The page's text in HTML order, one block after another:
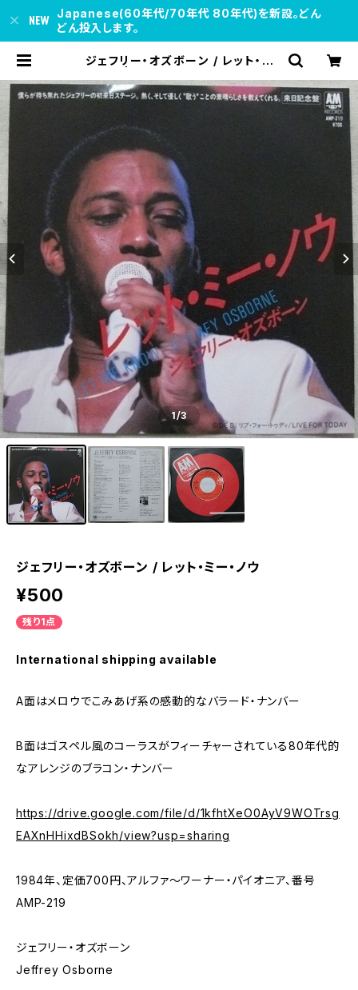
Japanese(60年代/70年代 80年代)を新設。どん
どん投入します。
ジェフリー・オズボーン / レット・ミ
1/3
ジェフリー・オズボーン / レット・ミー・ノウ
¥500
残り1点
International shipping available
A面はメロウでこみあげ系の感動的なバラード・ナンバー
B面はゴスペル風のコーラスがフィーチャーされている80年代的
なアレンジのブラコン・ナンバー
https://drive.google.com/file/d/1kfhtXeO0AyV9WOTrsg
EAXnHHixdBSokh/view?usp=sharing
1984年、定価700円、アルファ～ワーナー・パイオニア、番号
AMP-219
ジェフリー・オズボーン
Jeffrey Osborne